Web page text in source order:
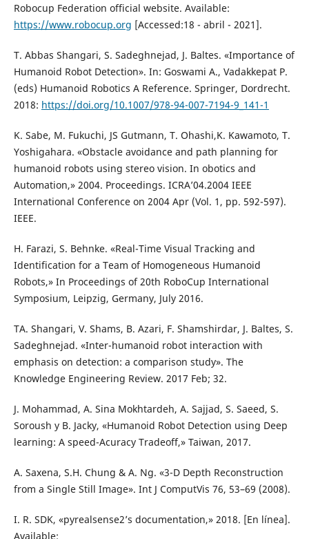
Robocup Federation official website. Available:
https://www.robocup.org [Accessed:18 - abril - 2021].
T. Abbas Shangari, S. Sadeghnejad, J. Baltes. «Importance of
Humanoid Robot Detection». In: Goswami A., Vadakkepat P.
(eds) Humanoid Robotics A Reference. Springer, Dordrecht.
2018: https://doi.org/10.1007/978-94-007-7194-9_141-1
K. Sabe, M. Fukuchi, JS Gutmann, T. Ohashi,K. Kawamoto, T.
Yoshigahara. «Obstacle avoidance and path planning for
humanoid robots using stereo vision. In obotics and
Automation,» 2004. Proceedings. ICRA’04.2004 IEEE
International Conference on 2004 Apr (Vol. 1, pp. 592-597).
IEEE.
H. Farazi, S. Behnke. «Real-Time Visual Tracking and
Identification for a Team of Homogeneous Humanoid
Robots,» In Proceedings of 20th RoboCup International
Symposium, Leipzig, Germany, July 2016.
TA. Shangari, V. Shams, B. Azari, F. Shamshirdar, J. Baltes, S.
Sadeghnejad. «Inter-humanoid robot interaction with
emphasis on detection: a comparison study». The
Knowledge Engineering Review. 2017 Feb; 32.
J. Mohammad, A. Sina Mokhtardeh, A. Sajjad, S. Saeed, S.
Soroush y B. Jacky, «Humanoid Robot Detection using Deep
learning: A speed-Acuracy Tradeoff,» Taiwan, 2017.
A. Saxena, S.H. Chung & A. Ng. «3-D Depth Reconstruction
from a Single Still Image». Int J ComputVis 76, 53–69 (2008).
I. R. SDK, «pyrealsense2’s documentation,» 2018. [En línea].
Available: